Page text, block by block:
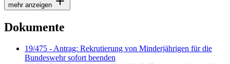
mehr anzeigen
Dokumente
19/475 - Antrag: Rekrutierung von Minderjährigen für die
Bundeswehr sofort beenden